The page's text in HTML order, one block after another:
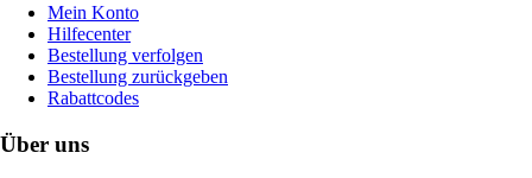
Mein Konto
Hilfecenter
Bestellung verfolgen
Bestellung zurückgeben
Rabattcodes
Über uns